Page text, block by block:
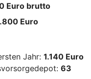
Euro brutto
Euro
Jahr: 1.140 Euro
63